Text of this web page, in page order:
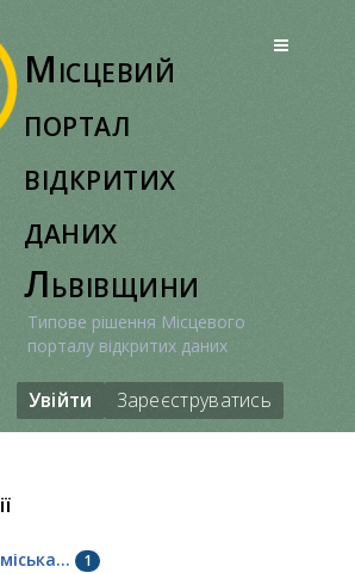
Місцевий
портал
відкритих
даних
Львівщини
Типове рішення Місцевого
порталу відкритих даних
Увійти Зареєструватись
1